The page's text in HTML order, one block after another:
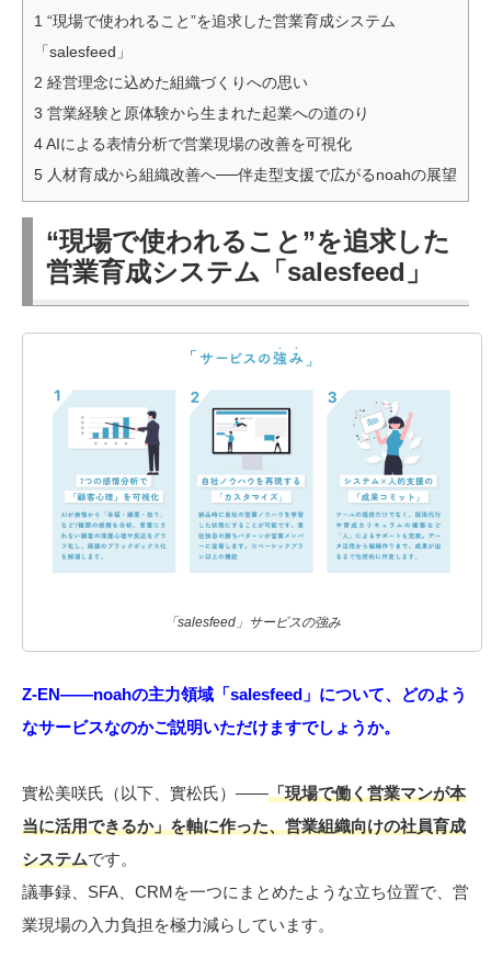
1 “現場で使われること”を追求した営業育成システム
「salesfeed」
2 経営理念に込めた組織づくりへの思い
3 営業経験と原体験から生まれた起業への道のり
4AIによる表情分析で営業現場の改善を可視化
5 人材育成から組織改善へ──伴走型支援で広がるnoahの展望
“現場で使われること”を追求した
営業育成システム「salesfeed」
「salesfeed」サービスの強み
Z-EN――noahの主力領域「salesfeed」について、どのよう
なサービスなのかご説明いただけますでしょうか。
實松美咲氏（以下、實松氏）――「現場で働く営業マンが本
当に活用できるか」を軸に作った、営業組織向けの社員育成
システムです。
議事録、SFA、CRMを一つにまとめたような立ち位置で、営
業現場の入力負担を極力減らしています。